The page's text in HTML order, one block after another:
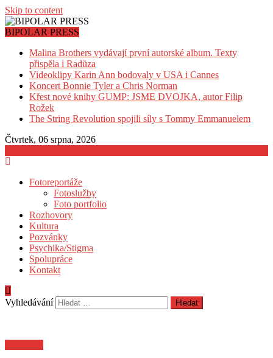
Skip to content
BIPOLAR PRESS
Malina Brothers vydávají první autorské album. Texty
přispěla i Radůza
Videoklipy Karin Ann bodovaly v USA i Cannes
Koncert Bonnie Tyler a Chris Norman
Křest nové knihy GUMP: JSME DVOJKA, autor Filip
Rožek
The String Revolution spojili síly s Tommy Emmanuelem
Čtvrtek, 06 srpna, 2026
Fotoreportáže
Fotoslužby
Foto portfolio
Rozhovory
Kultura
Pozvánky
Psychika/Stigma
Spolupráce
Kontakt
Vyhledávání